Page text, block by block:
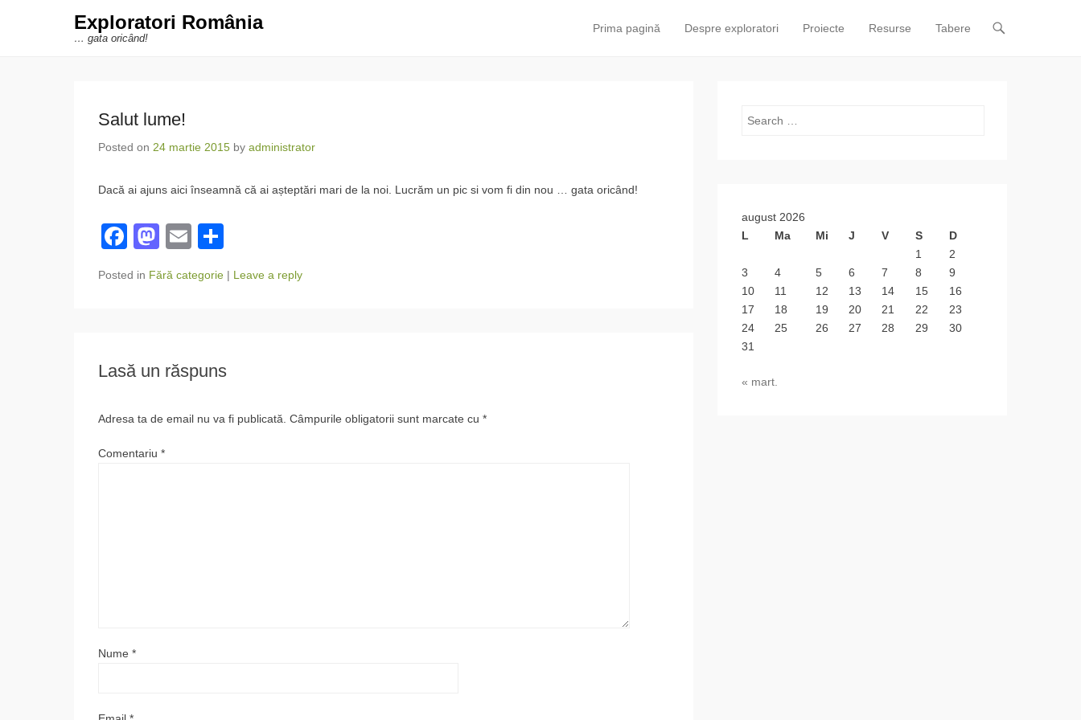
Exploratori România
… gata oricând!
Primary Menu
Skip to content
Prima pagină Despre exploratori Proiecte Resurse Tabere
Salut lume!
Posted on 24 martie 2015 by administrator
Dacă ai ajuns aici înseamnă că ai așteptări mari de la noi. Lucrăm un pic si vom fi din nou … gata oricând!
F
c
o
k
M
st
o
E
ail ta
z
Posted in Fără categorie | Leave a reply
Lasă un răspuns
Adresa ta de email nu va fi publicată. Câmpurile obligatorii sunt marcate cu *
Comentariu *
Nume *
Search
august 2026
L
Ma Mi J V S
D
1
2
3
4 5 6 7 8
9
10
11 12 13 14 15
16
17
18 19 20 21 22
23
24
25 26 27 28 29
30
31
« mart.